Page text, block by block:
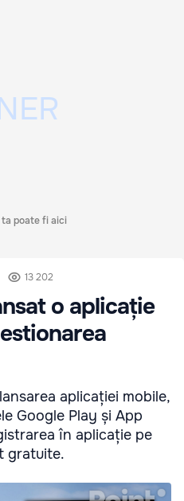
poate fi aici
13 202
o aplicație
aplicației mobile,
Google Play și App
în aplicație pe
gratuite.